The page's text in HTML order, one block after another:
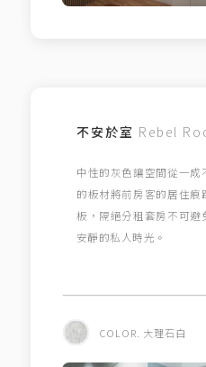
不安於室 Rebel
中性的灰色讓空間從一
的板材將前房客的居住
板，隔絕分租套房不可
安靜的私人時光。
COLOR. 大理石白